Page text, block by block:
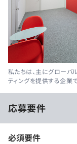
私たちは、主にグローバ
ティングを提供する企業で
応募要件
必須要件